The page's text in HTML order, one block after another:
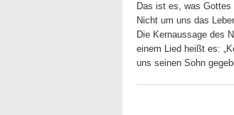
Das ist es, was Gottes
Nicht um uns das
Die Kernaussage des
einem Lied heißt es:
uns seinen Sohn